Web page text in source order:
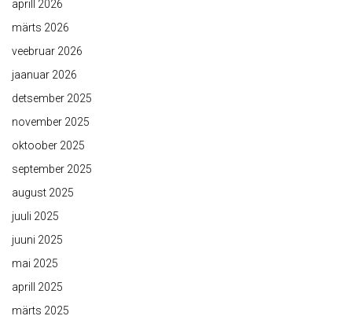
aprill 2026
märts 2026
veebruar 2026
jaanuar 2026
detsember 2025
november 2025
oktoober 2025
september 2025
august 2025
juuli 2025
juuni 2025
mai 2025
aprill 2025
märts 2025